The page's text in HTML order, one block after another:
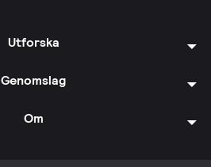
Utforska
Genomslag
Om